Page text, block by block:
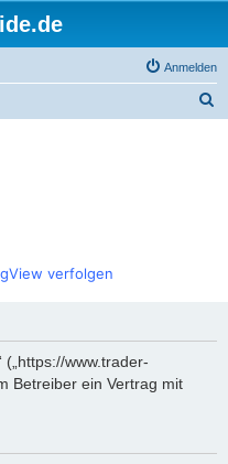
Anmelden
verfolgen
www.trader-
Betreiber ein Vertrag mit